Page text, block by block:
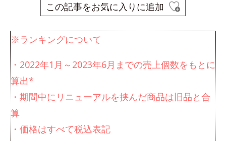
この記事をお気に入りに追加
※ランキングについて
・2022年1月～2023年6月までの売上個数をもとに
算出*
・期間中にリニューアルを挟んだ商品は旧品と合
算
・価格はすべて税込表記